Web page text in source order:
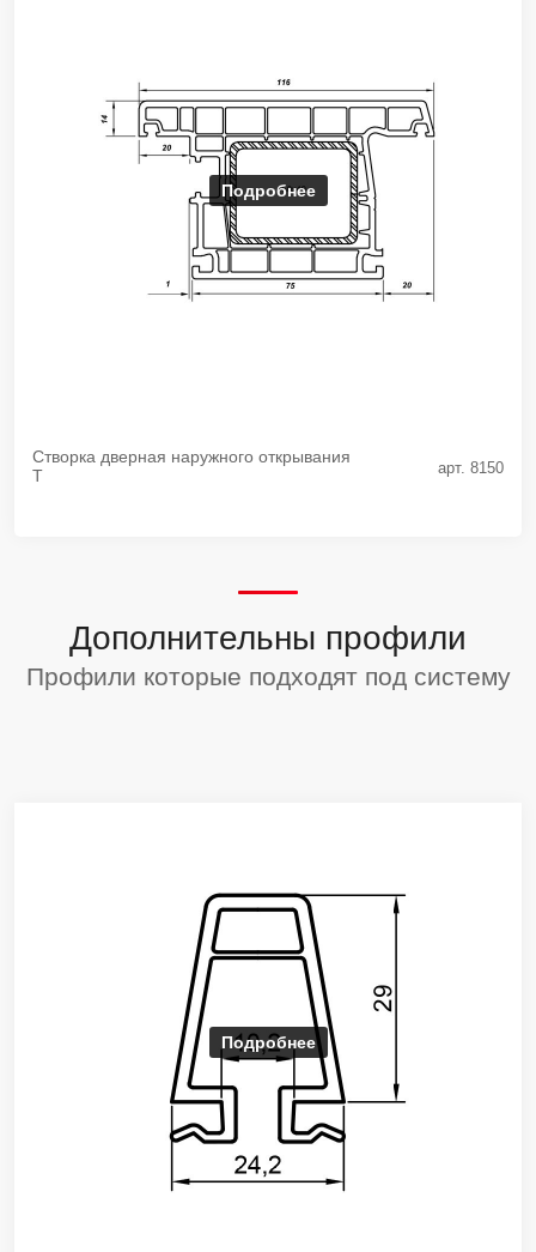
Подробнее
Створка дверная наружного открывания
Т
арт. 8150
Дополнительны профили
Профили которые подходят под систему
Подробнее